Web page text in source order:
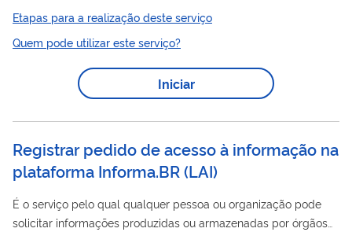
públicas enviar documentos ao Banco Central de forma
totalmente digital, proporcionando mais agilidade no
atendimento e redução nos custos. Após enviados, os
documentos são analisados pela área do BC responsável pela
demanda. Assim, é importante saber quais os documentos são
em que os documentos devem possuir...
Etapas para a realização deste serviço
Quem pode utilizar este serviço?
Iniciar
Registrar pedido de acesso à informação na
plataforma Informa.BR(LAI)
É o serviço pelo qual qualquer pessoa ou organização pode
solicitar informações produzidas ou armazenadas por órgãos